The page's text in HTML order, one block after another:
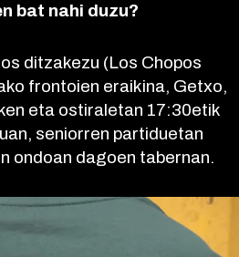
bat nahi duzu?
ditzakezu (Los Chopos
frontoien eraikina, Getxo,
eta ostiraletan 17:30etik
seniorren partiduetan
ondoan dagoen tabernan.